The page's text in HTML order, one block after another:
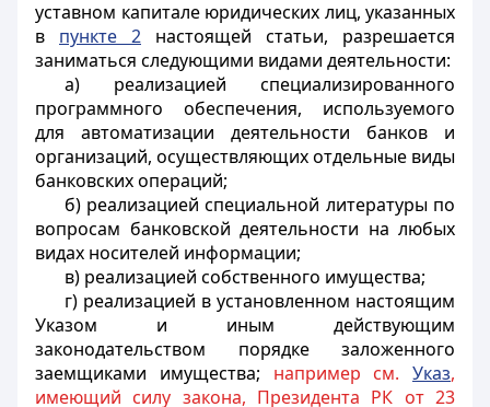
уставном капитале юридических лиц, указанных
в пункте 2 настоящей статьи, разрешается
заниматься следующими видами деятельности:
а) реализацией специализированного
программного обеспечения, используемого
для автоматизации деятельности банков и
организаций, осуществляющих отдельные виды
банковских операций;
б) реализацией специальной литературы по
вопросам банковской деятельности на любых
видах носителей информации;
в) реализацией собственного имущества;
г) реализацией в установленном настоящим
Указом и иным действующим
законодательством порядке заложенного
заемщиками имущества; например см. Указ,
имеющий силу закона, Президента РК от 23